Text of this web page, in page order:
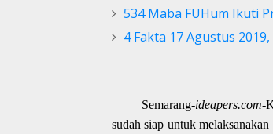
534 Maba FUHum Ikuti
4 Fakta 17 Agustus
Semarang-ideapers.com-
sudah siap untuk